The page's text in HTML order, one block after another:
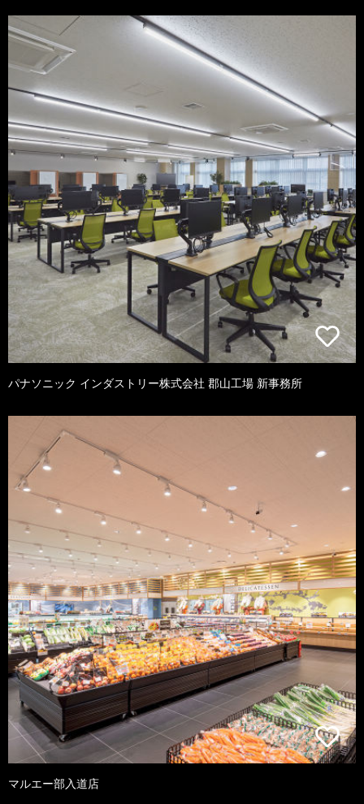
パナソニック インダストリー株式会社 郡山工場 新事務所
マルエー部入道店